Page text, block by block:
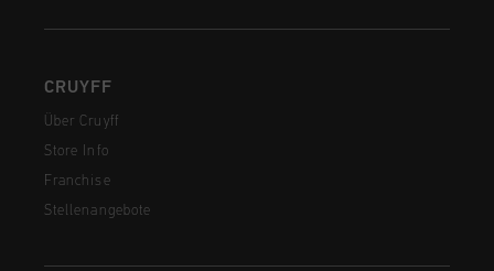
CRUYFF
Über Cruyff
Store Info
Franchise
Stellenangebote